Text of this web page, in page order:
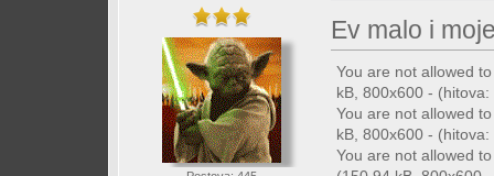
Ev malo i
You are not allowed
kB, 800x600 -
You are not allowed
kB, 800x600 - (hitova:
You are not allowed